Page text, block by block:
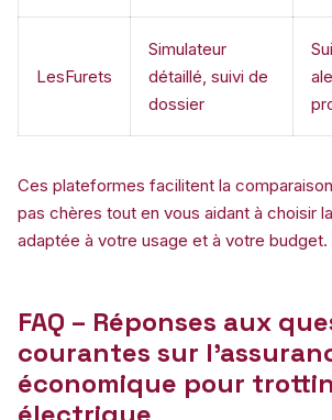
LesFurets
Simulateur
détaillé, suivi de
dossier
Ces plateformes facilitent la
pas chères tout en vous aidant à choisir
adaptée à votre usage et à votre budget.
FAQ – Réponses aux
courantes sur
économique pour